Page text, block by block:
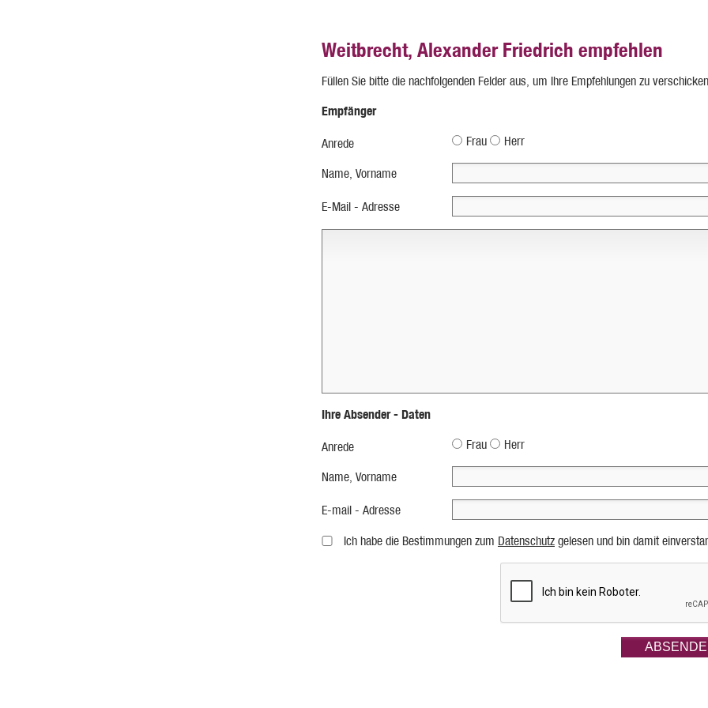
Weitbrecht, Alexander Friedrich empfehlen
Füllen Sie bitte die nachfolgenden Felder aus, um Ihre Empfehlungen zu
Empfänger
Anrede Frau Herr
Name, Vorname
E-Mail - Adresse
Ihre Absender - Daten
Anrede Frau Herr
Name, Vorname
E-mail - Adresse
Ich habe die Bestimmungen zum Datenschutz gelesen und bin damit